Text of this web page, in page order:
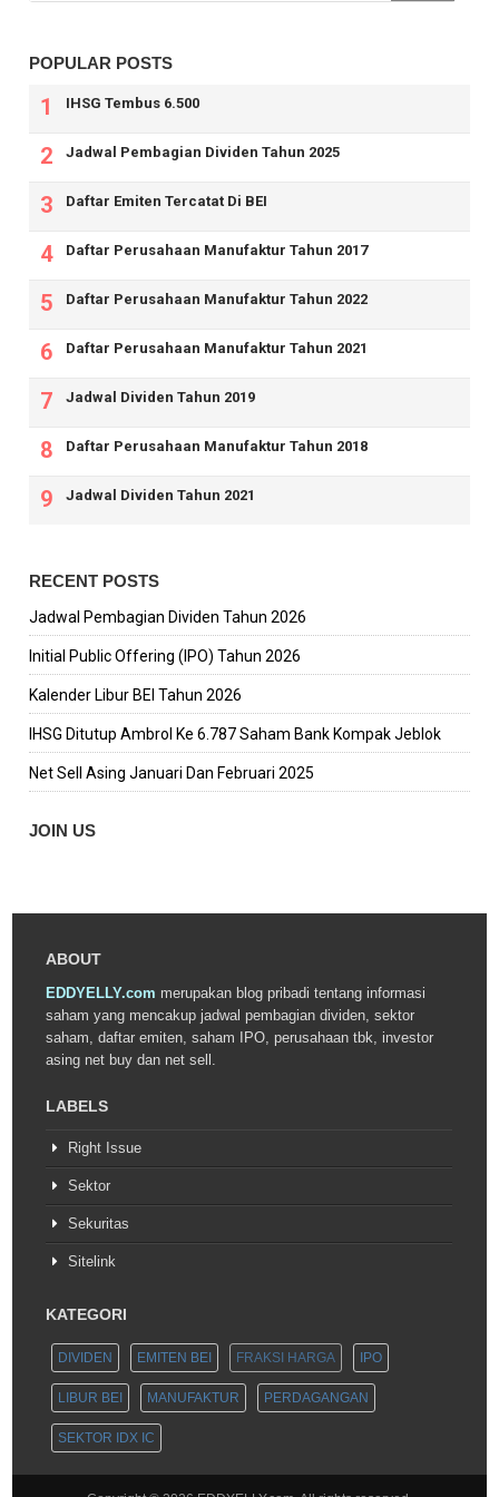
POPULAR POSTS
IHSG Tembus 6.500
Jadwal Pembagian Dividen Tahun 2025
Daftar Emiten Tercatat Di BEI
Daftar Perusahaan Manufaktur Tahun 2017
Daftar Perusahaan Manufaktur Tahun 2022
Daftar Perusahaan Manufaktur Tahun 2021
Jadwal Dividen Tahun 2019
Daftar Perusahaan Manufaktur Tahun 2018
Jadwal Dividen Tahun 2021
RECENT POSTS
Jadwal Pembagian Dividen Tahun 2026
Initial Public Offering (IPO) Tahun 2026
Kalender Libur BEI Tahun 2026
IHSG Ditutup Ambrol Ke 6.787 Saham Bank Kompak Jeblok
Net Sell Asing Januari Dan Februari 2025
JOIN US
ABOUT
EDDYELLY.com merupakan blog pribadi tentang informasi
saham yang mencakup jadwal pembagian dividen, sektor
saham, daftar emiten, saham IPO, perusahaan tbk, investor
asing net buy dan net sell.
LABELS
Right Issue
Sektor
Sekuritas
Sitelink
KATEGORI
DIVIDEN EMITEN BEI FRAKSI HARGA IPO
LIBUR BEI MANUFAKTUR PERDAGANGAN
SEKTOR IDX IC